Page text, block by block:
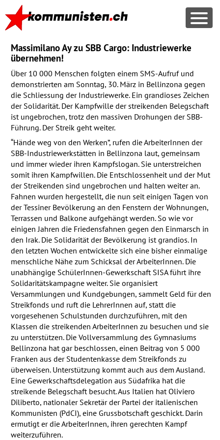
Massimilano Ay zu SBB Cargo: Industriewerke
übernehmen!
Über 10 000 Menschen folgten einem SMS-Aufruf und
demonstrierten am Sonntag, 30. März in Bellinzona gegen
die Schliessung der Industriewerke. Ein grandioses Zeichen
der Solidarität. Der Kampfwille der streikenden Belegschaft
ist ungebrochen, trotz den massiven Drohungen der SBB-
Führung. Der Streik geht weiter.
“Hände weg von den Werken”, rufen die ArbeiterInnen der
SBB-Industriewerkstätten in Bellinzona laut, gemeinsam
und immer wieder ihren Kampfslogan. Sie unterstreichen
somit ihren Kampfwillen. Die Entschlossenheit und der Mut
der Streikenden sind ungebrochen und halten weiter an.
Fahnen wurden hergestellt, die nun seit einigen Tagen von
der Tessiner Bevölkerung an den Fenstern der Wohnungen,
Terrassen und Balkone aufgehängt werden. So wie vor
einigen Jahren die Friedensfahnen gegen den Einmarsch in
den Irak. Die Solidarität der Bevölkerung ist grandios. In
den letzten Wochen entwickelte sich eine bisher einmalige
menschliche Nähe zum Schicksal der ArbeiterInnen. Die
unabhängige SchülerInnen-Gewerkschaft SISAführt ihre
Solidaritätskampagne weiter. Sie organisiert
Versammlungen und Kundgebungen, sammelt Geld für den
Streikfonds und ruft die LehrerInnen auf, statt die
vorgesehenen Schulstunden durchzuführen, mit den
Klassen die streikenden ArbeiterInnen zu besuchen und sie
zu unterstützen. Die Vollversammlung des Gymnasiums
Bellinzona hat gar beschlossen, einen Beitrag von 5 000
Franken aus der Studentenkasse dem Streikfonds zu
überweisen. Unterstützung kommt auch aus dem Ausland.
Eine Gewerkschaftsdelegation aus Südafrika hat die
streikende Belegschaft besucht. Aus Italien hat Oliviero
Diliberto, nationaler Sekretär der Partei der italienischen
Kommunisten (PdCI), eine Grussbotschaft geschickt. Darin
ermutigt er die ArbeiterInnen, ihren gerechten Kampf
weiterzuführen.